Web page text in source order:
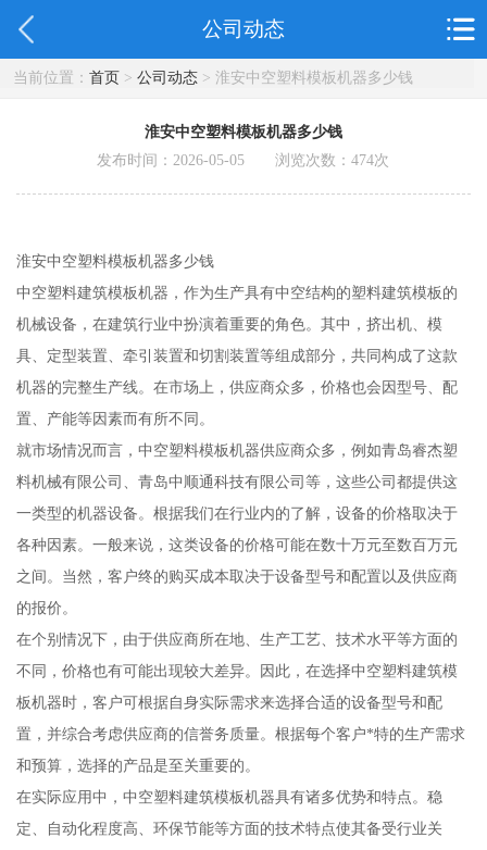
公司动态
当前位置： 首页> 公司动态> 淮安中空塑料模板机器多少钱
淮安中空塑料模板机器多少钱
发布时间：2026-05-05 浏览次数：474次
淮安中空塑料模板机器多少钱
中空塑料建筑模板机器，作为生产具有中空结构的塑料建筑模板的
机械设备，在建筑行业中扮演着重要的角色。其中，挤出机、模
具、定型装置、牵引装置和切割装置等组成部分，共同构成了这款
机器的完整生产线。在市场上，供应商众多，价格也会因型号、配
置、产能等因素而有所不同。
就市场情况而言，中空塑料模板机器供应商众多，例如青岛睿杰塑
料机械有限公司、青岛中顺通科技有限公司等，这些公司都提供这
一类型的机器设备。根据我们在行业内的了解，设备的价格取决于
各种因素。一般来说，这类设备的价格可能在数十万元至数百万元
之间。当然，客户终的购买成本取决于设备型号和配置以及供应商
的报价。
在个别情况下，由于供应商所在地、生产工艺、技术水平等方面的
不同，价格也有可能出现较大差异。因此，在选择中空塑料建筑模
板机器时，客户可根据自身实际需求来选择合适的设备型号和配
置，并综合考虑供应商的信誉务质量。根据每个客户*特的生产需求
和预算，选择的产品是至关重要的。
在实际应用中，中空塑料建筑模板机器具有诸多优势和特点。稳
定、自动化程度高、环保节能等方面的技术特点使其备受行业关